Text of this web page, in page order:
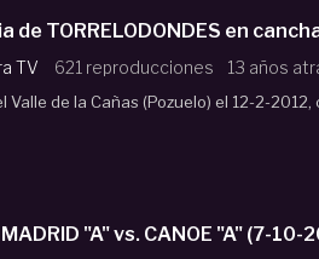
de TORRELODONDES en
TV 621 reproducciones 13 años
de la Cañas (Pozuelo) el 12-2-2012,
"A" vs. CANOE "A" (7-